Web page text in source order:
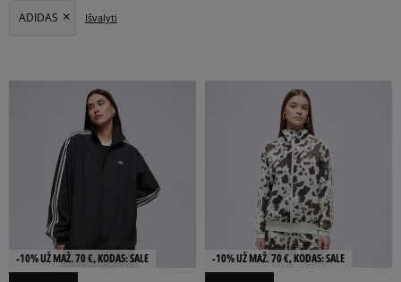
32 34 36
LAISVAS PRITAIKYTAS
ADIDAS Išvalyti
-10% UŽ MAŽ. 70 €, KODAS: SALE -10% UŽ MAŽ. 70 €, KODAS: SALE